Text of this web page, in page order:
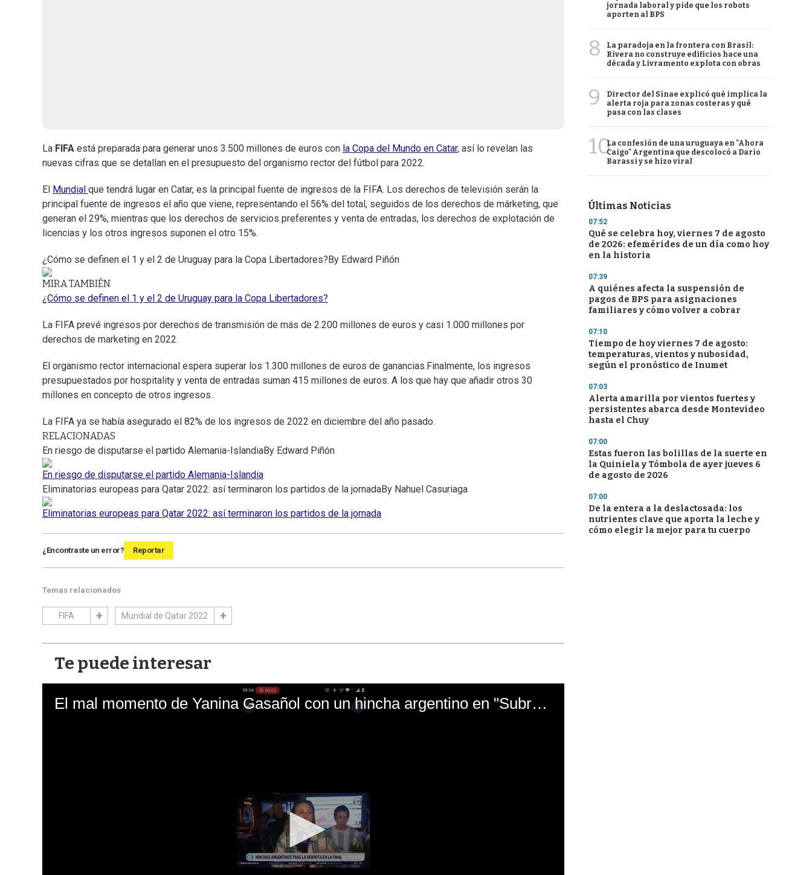
La FIFA está preparada para generar unos 3.500 millones de euros con la Copa del Mundo en Catar, así lo revelan las
nuevas cifras que se detallan en el presupuesto del organismo rector del fútbol para 2022.
El Mundial que tendrá lugar en Catar, es la principal fuente de ingresos de la FIFA. Los derechos de televisión serán la
principal fuente de ingresos el año que viene, representando el 56% del total, seguidos de los derechos de márketing, que
generan el 29%, mientras que los derechos de servicios preferentes y venta de entradas, los derechos de explotación de
licencias y los otros ingresos suponen el otro 15%.
¿Cómo se definen el 1 y el 2 de Uruguay para la Copa Libertadores? By Edward Piñón
MIRA TAMBIÉN
¿Cómo se definen el 1 y el 2 de Uruguay para la Copa Libertadores?
La FIFA prevé ingresos por derechos de transmisión de más de 2.200 millones de euros y casi 1.000 millones por
derechos de marketing en 2022.
El organismo rector internacional espera superar los 1.300 millones de euros de ganancias.Finalmente, los ingresos
presupuestados por hospitality y venta de entradas suman 415 millones de euros. A los que hay que añadir otros 30
millones en concepto de otros ingresos.
La FIFA ya se había asegurado el 82% de los ingresos de 2022 en diciembre del año pasado.
RELACIONADAS
En riesgo de disputarse el partido Alemania-IslandiaBy Edward Piñón
En riesgo de disputarse el partido Alemania-Islandia
Eliminatorias europeas para Qatar 2022: así terminaron los partidos de la jornadaBy Nahuel Casuriaga
Eliminatorias europeas para Qatar 2022: así terminaron los partidos de la jornada
¿Encontraste un error? Reportar
Temas relacionados
FIFA Mundial de Qatar 2022
Te puede interesar
El mal momento de Yanina Gasañol con un hincha argentino en "Subrayado"
jornada laboral y pide que los robots
aporten al BPS
8
La paradoja en la frontera con Brasil:
Rivera no construye edificios hace una
década y Livramento explota con obras
9
Director del Sinae explicó qué implica la
alerta roja para zonas costeras y qué
pasa con las clases
10La confesión de una uruguaya en "Ahora
Caigo" Argentina que descolocó a Darío
Barassi y se hizo viral
Últimas Noticias
07:52
Qué se celebra hoy, viernes 7 de agosto
de 2026: efemérides de un día como hoy
en la historia
07:39
A quiénes afecta la suspensión de
pagos de BPS para asignaciones
familiares y cómo volver a cobrar
07:10
Tiempo de hoy viernes 7 de agosto:
temperaturas, vientos y nubosidad,
según el pronóstico de Inumet
07:03
Alerta amarilla por vientos fuertes y
persistentes abarca desde Montevideo
hasta el Chuy
07:00
Estas fueron las bolillas de la suerte en
la Quiniela y Tómbola de ayer jueves 6
de agosto de 2026
07:00
De la entera a la deslactosada: los
nutrientes clave que aporta la leche y
cómo elegir la mejor para tu cuerpo